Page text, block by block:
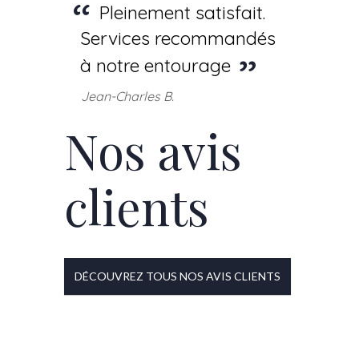
Pleinement satisfait.
Services recommandés
à notre entourage
Jean-Charles B.
Nos avis
clients
DÉCOUVREZ TOUS NOS AVIS CLIENTS